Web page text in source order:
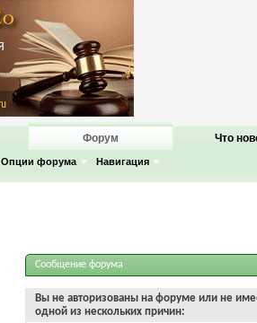
Форум
Опции форума Навигация
Что
Сообщение форума
Вы не авторизованы на форуме или не
одной из нескольких причин: